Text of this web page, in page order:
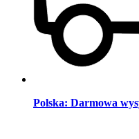
Polska: Darmowa